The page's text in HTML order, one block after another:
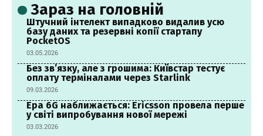
Зараз на головній
Штучний інтелект випадково видалив усю
базу даних та резервні копії стартапу
PocketOS
03.05.2026
Без зв’язку, але з грошима: Київстар тестує
оплату терміналами через Starlink
09.03.2026
Ера 6G наближається: Ericsson провела перше
у світі випробування нової мережі
03.03.2026